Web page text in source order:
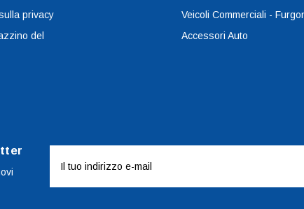
privacy
del
Veicoli Commerciali -
Accessori Auto
mail